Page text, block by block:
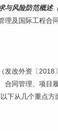
与风险防范概述
及国际工程合
发改外资〔
合同管理、项目
下从几个重点方